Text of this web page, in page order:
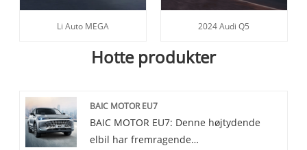
Li Auto MEGA 2024 Audi Q5
Hotte produkter
BAIC MOTOR EU7
BAIC MOTOR EU7: Denne højtydende
elbil har fremragende